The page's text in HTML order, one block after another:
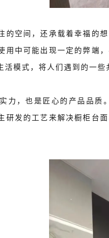
的空间，还承载着幸福的
用中可能出现一定的弊端
活模式，将人们遇到的一
力，也是匠心的产品品
研发的工艺来解决橱柜台